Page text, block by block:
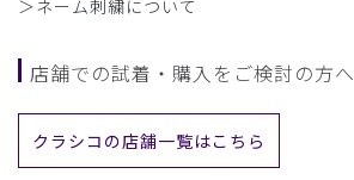
＞ネーム刺繍について
店舗での試着・購入をご検討の方へ
クラシコの店舗一覧はこちら